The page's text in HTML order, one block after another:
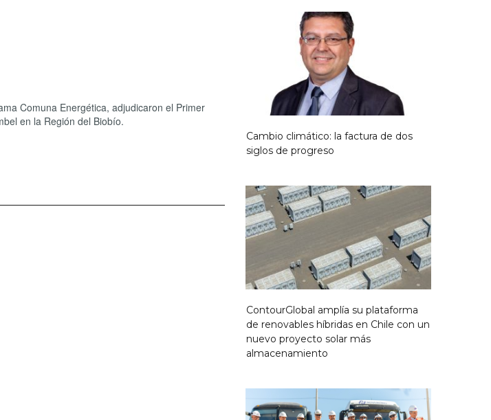
Comuna Energética, adjudicaron el Primer
en la Región del Biobío.
Cambio climático: la factura de dos
siglos de progreso
ContourGlobal amplía su plataforma
de renovables híbridas en Chile con un
nuevo proyecto solar más
almacenamiento